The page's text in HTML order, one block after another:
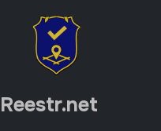
Reestr.net